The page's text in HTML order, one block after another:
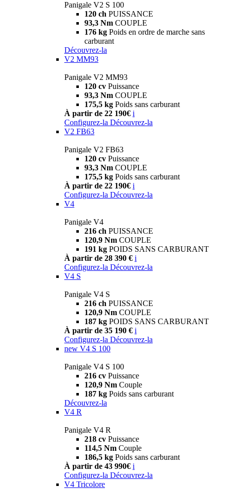
Panigale V2 S 100
120 ch PUISSANCE
93,3 Nm COUPLE
176 kg Poids en ordre de marche sans
carburant
Découvrez-la
V2 MM93
Panigale V2 MM93
120 cv Puissance
93,3 Nm COUPLE
175,5 kg Poids sans carburant
À partir de 22 190€ i
Configurez-la Découvrez-la
V2 FB63
Panigale V2 FB63
120 cv Puissance
93,3 Nm COUPLE
175,5 kg Poids sans carburant
À partir de 22 190€ i
Configurez-la Découvrez-la
V4
Panigale V4
216 ch PUISSANCE
120,9 Nm COUPLE
191 kg POIDS SANS CARBURANT
À partir de 28 390 € i
Configurez-la Découvrez-la
V4 S
Panigale V4 S
216 ch PUISSANCE
120,9 Nm COUPLE
187 kg POIDS SANS CARBURANT
À partir de 35 190 € i
Configurez-la Découvrez-la
new V4 S 100
Panigale V4 S 100
216 cv Puissance
120,9 Nm Couple
187 kg Poids sans carburant
Découvrez-la
V4 R
Panigale V4 R
218 cv Puissance
114,5 Nm Couple
186,5 kg Poids sans carburant
À partir de 43 990€ i
Configurez-la Découvrez-la
V4 Tricolore